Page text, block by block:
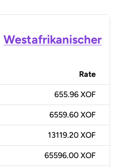
Westafrikanischer
Rate
655.96 XOF
6559.60 XOF
13119.20 XOF
65596.00 XOF